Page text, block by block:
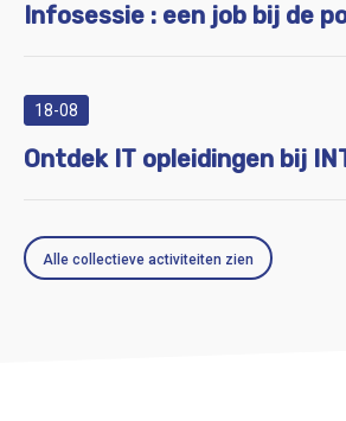
Infosessie : een job bij de
18-08
Ontdek IT opleidingen bij
Alle collectieve activiteiten zien